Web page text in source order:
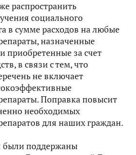
распространить
социального
в сумме расходов на любые
назначенные
приобретенные за счет
в связи с тем, что
не включает
Поправка повысит
необходимых
для наших граждан.
были поддержаны